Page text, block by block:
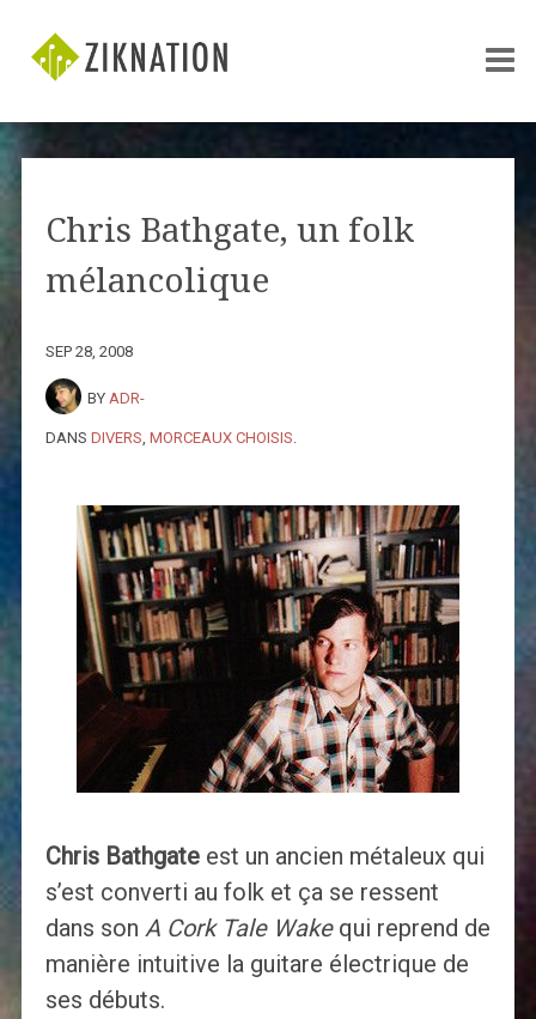
Chris Bathgate, un folk
mélancolique
SEP 28, 2008
BY ADR-
DANS DIVERS MORCEAUX CHOISIS
Chris Bathgate est un ancien métaleux qui
s’est converti au folk et ça se ressent
dans son A Cork Tale Wakequi reprend de
manière intuitive la guitare électrique de
ses débuts.